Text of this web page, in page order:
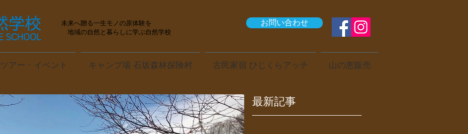
未来へ贈る一生モノの原体験を
地域の自然と暮らしに学ぶ自然学校
お問い合わせ
ツアー・イベント キャンプ場 石坂森林探険村 古民家宿 ひじくらアッチ 山の恵販売
最新記事